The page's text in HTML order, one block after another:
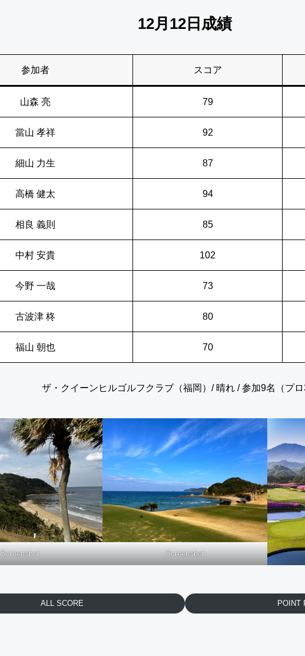
12月12日成績
参加者 スコア
山森 亮 79
當山 孝祥 92
細山 力生 87
高橋 健太 94
相良 義則 85
中村 安貴 102
今野 一哉 73
古波津 柊 80
福山 朝也 70
ザ・クイーンヒルゴルフクラブ（福岡）/ 晴れ / 参加9名（プロ
Screenshot Screenshot
ALL SCORE POINT